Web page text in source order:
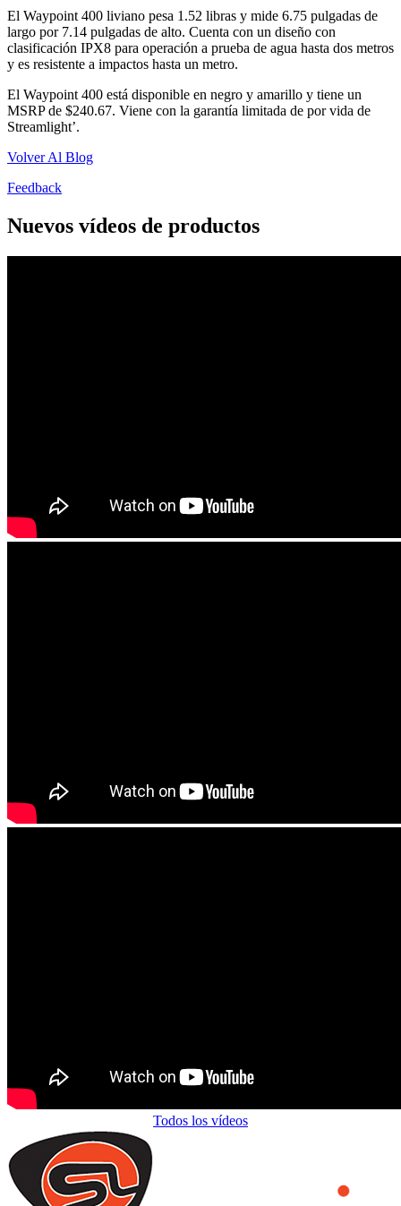
El Waypoint 400 liviano pesa 1.52 libras y mide 6.75 pulgadas de
largo por 7.14 pulgadas de alto. Cuenta con un diseño con
clasificación IPX8 para operación a prueba de agua hasta dos metros
y es resistente a impactos hasta un metro.
El Waypoint 400 está disponible en negro y amarillo y tiene un
MSRP de $240.67. Viene con la garantía limitada de por vida de
Streamlight’.
Volver Al Blog
Feedback
Nuevos vídeos de productos
Todos los vídeos